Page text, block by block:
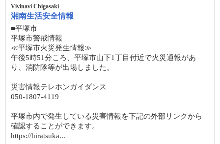
Vivinavi Chigasaki
湘南生活安全情報
■平塚市
平塚市警戒情報
≪平塚市火災発生情報≫
午後5時51分ころ、平塚市山下1丁目付近で火災通報があ
り、消防隊等が出場しました。
災害情報テレホンガイダンス
050-1807-4119
平塚市内で発生している災害情報を下記の外部リンクから
確認することができます。
https://hiratsuka...